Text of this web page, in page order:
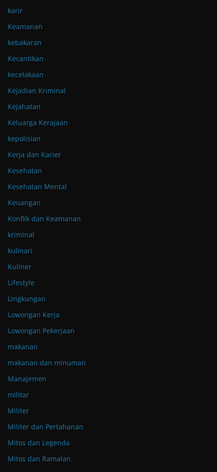
karir
Keamanan
kebakaran
Kecantikan
kecelakaan
Kejadian Kriminal
Kejahatan
Keluarga Kerajaan
kepolisian
Kerja dan Karier
Kesehatan
Kesehatan Mental
Keuangan
Konflik dan Keamanan
kriminal
kulinari
Kuliner
Lifestyle
Lingkungan
Lowongan Kerja
Lowongan Pekerjaan
makanan
makanan dan minuman
Manajemen
militar
Militer
Militer dan Pertahanan
Mitos dan Legenda
Mitos dan Ramalan